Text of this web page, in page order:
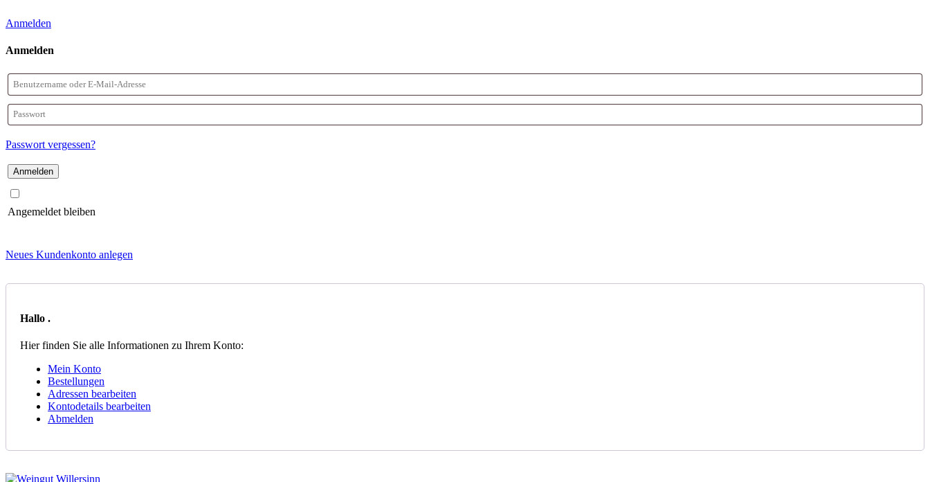
Anmelden
Anmelden
Benutzername
oder
E-
Mail-
Adresse
Passwort
Passwort vergessen?
Angemeldet bleiben
Neues Kundenkonto anlegen
Hallo .
Hier finden Sie alle Informationen zu Ihrem Konto:
Mein Konto
Bestellungen
Adressen bearbeiten
Kontodetails bearbeiten
Abmelden